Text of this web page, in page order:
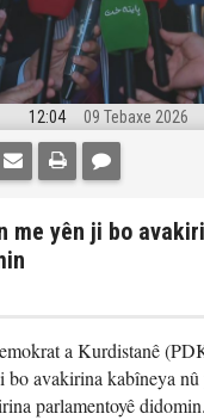
12:04 09 Tebaxe 2026
me yên ji bo
a Kurdistanê
bo avakirina kabîneya nû
parlamentoyê didomin.